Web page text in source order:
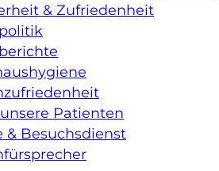
& Zufriedenheit
Patienten
& Besuchsdienst